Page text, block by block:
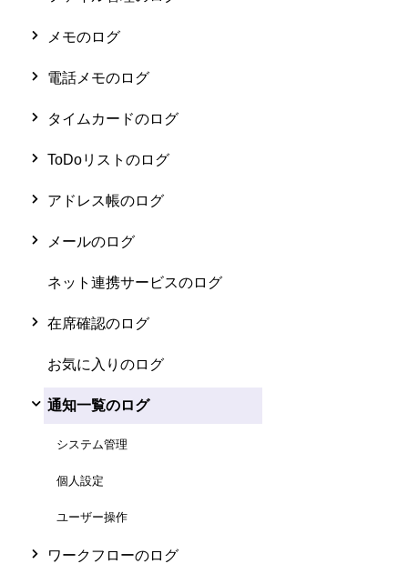
メモのログ
電話メモのログ
タイムカードのログ
ToDoリストのログ
アドレス帳のログ
メールのログ
ネット連携サービスのログ
在席確認のログ
お気に入りのログ
通知一覧のログ
システム管理
個人設定
ユーザー操作
ワークフローのログ